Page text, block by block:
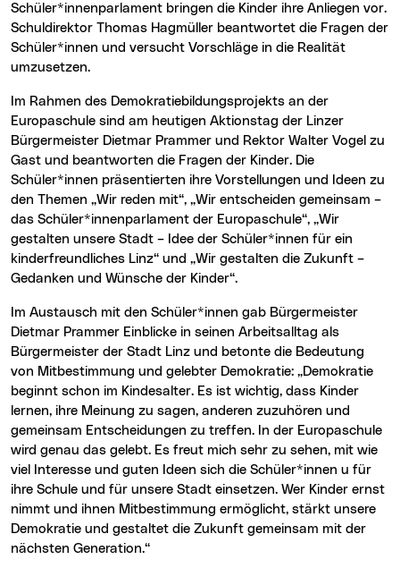
Schüler*innenparlament bringen die Kinder ihre Anliegen vor.
Schuldirektor Thomas Hagmüller beantwortet die Fragen der
Schüler*innen und versucht Vorschläge in die Realität
umzusetzen.
Europaschule sind am heutigen Aktionstag der Linzer
Bürgermeister Dietmar Prammer und Rektor Walter Vogel zu
Gast und beantworten die Fragen der Kinder. Die
Schüler*innen präsentierten ihre Vorstellungen und Ideen zu
den Themen „Wir reden mit“, „Wir entscheiden gemeinsam –
das Schüler*innenparlament der Europaschule“, „Wir
gestalten unsere Stadt – Idee der Schüler*innen für ein
kinderfreundliches Linz“ und „Wir gestalten die Zukunft –
Gedanken und Wünsche der Kinder“.
Dietmar Prammer Einblicke in seinen Arbeitsalltag als
Bürgermeister der Stadt Linz und betonte die Bedeutung
von Mitbestimmung und gelebter Demokratie: „Demokratie
beginnt schon im Kindesalter. Es ist wichtig, dass Kinder
lernen, ihre Meinung zu sagen, anderen zuzuhören und
gemeinsam Entscheidungen zu treffen. In der Europaschule
wird genau das gelebt. Es freut mich sehr zu sehen, mit wie
viel Interesse und guten Ideen sich die Schüler*innen u für
ihre Schule und für unsere Stadt einsetzen. Wer Kinder ernst
nimmt und ihnen Mitbestimmung ermöglicht, stärkt unsere
Demokratie und gestaltet die Zukunft gemeinsam mit der
nächsten Generation.“